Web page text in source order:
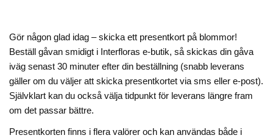
Gör någon glad idag – skicka ett presentkort på blommor!
Beställ gåvan smidigt i Interfloras e-butik, så skickas din gåva
iväg senast 30 minuter efter din beställning (snabb leverans
gäller om du väljer att skicka presentkortet via sms eller e-post).
Självklart kan du också välja tidpunkt för leverans längre fram
om det passar bättre.
Presentkorten finns i flera valörer och kan användas både i